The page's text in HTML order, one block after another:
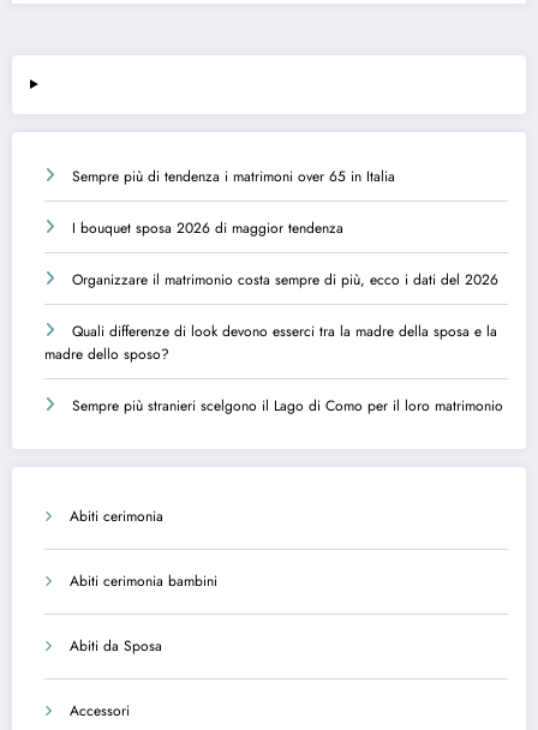
Sempre più di tendenza i matrimoni over 65 in Italia
I bouquet sposa 2026 di maggior tendenza
Organizzare il matrimonio costa sempre di più, ecco i dati del 2026
Quali differenze di look devono esserci tra la madre della sposa e la
madre dello sposo?
Sempre più stranieri scelgono il Lago di Como per il loro matrimonio
Abiti cerimonia
Abiti cerimonia bambini
Abiti da Sposa
Accessori